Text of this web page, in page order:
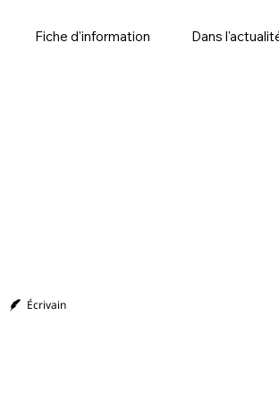
Fiche d'information Dans
Écrivain